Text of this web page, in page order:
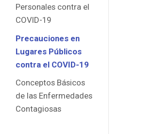
Personales contra el
COVID-19
Precauciones en
Lugares Públicos
contra el COVID-19
Conceptos Básicos
de las Enfermedades
Contagiosas